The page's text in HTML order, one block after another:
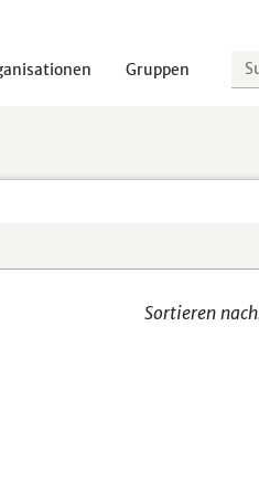
Gruppen
Sortieren nach